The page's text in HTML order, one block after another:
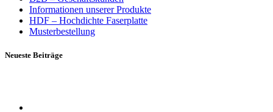
Informationen unserer Produkte
HDF – Hochdichte Faserplatte
Musterbestellung
Neueste Beiträge